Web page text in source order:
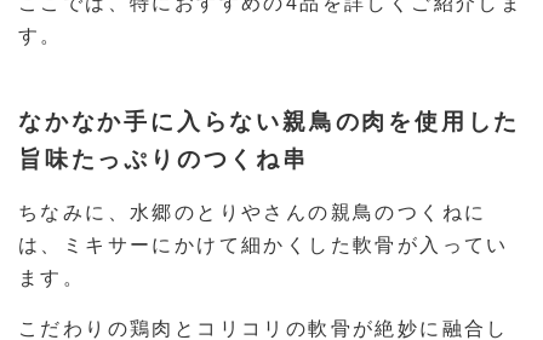
す。
なかなか手に入らない親鳥の肉を使用した
旨味たっぷりのつくね串
ちなみに、水郷のとりやさんの親鳥のつくねに
は、ミキサーにかけて細かくした軟骨が入ってい
ます。
こだわりの鶏肉とコリコリの軟骨が絶妙に融合し